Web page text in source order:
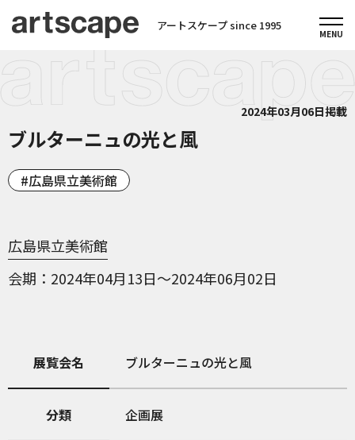
アートスケープ since 1995
2024年03月06日掲載
ブルターニュの光と風
広島県立美術館
広島県立美術館
会期
2024年04月13日～2024年06月02日
展覧会名 ブルターニュの光と風
分類 企画展